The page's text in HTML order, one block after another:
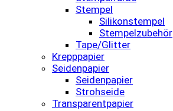
Stempel
Silikonstempel
Stempelzubehör
Tape/Glitter
Krepppapier
Seidenpapier
Seidenpapier
Strohseide
Transparentpapier